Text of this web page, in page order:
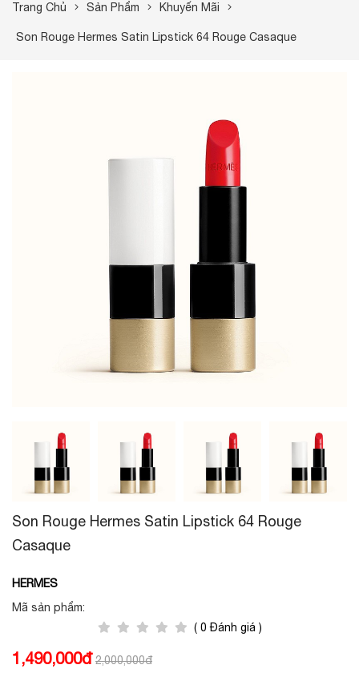
Trang Chủ Sản Phẩm Khuyến Mãi
Son Rouge Hermes Satin Lipstick 64 Rouge Casaque
Son Rouge Hermes Satin Lipstick 64 Rouge
Casaque
HERMES
Mã sản phẩm:
( 0 Đánh giá )
1,490,000đ 2,000,000đ